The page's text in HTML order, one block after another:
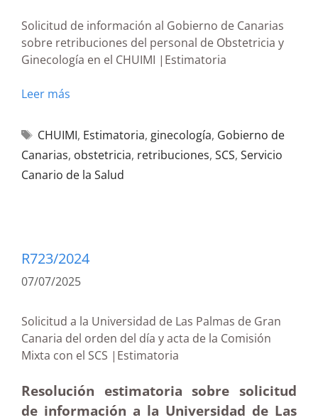
Solicitud de información al Gobierno de Canarias
sobre retribuciones del personal de Obstetricia y
Ginecología en el CHUIMI |Estimatoria
Leer más
CHUIMI, Estimatoria, ginecología, Gobierno de
Canarias, obstetricia, retribuciones, SCS, Servicio
Canario de la Salud
R723/2024
07/07/2025
Solicitud a la Universidad de Las Palmas de Gran
Canaria del orden del día y acta de la Comisión
Mixta con el SCS |Estimatoria
Resolución estimatoria sobre solicitud
de información a la Universidad de Las